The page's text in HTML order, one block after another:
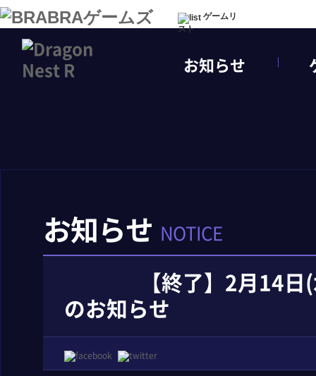
ゲームリ
スト
お知らせ
お知らせ NOTICE
【終了】2月14
のお知らせ